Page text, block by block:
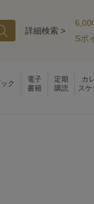
詳細検索 >
Sポ
ク
電子
書籍
定期
購読
カ
スケ